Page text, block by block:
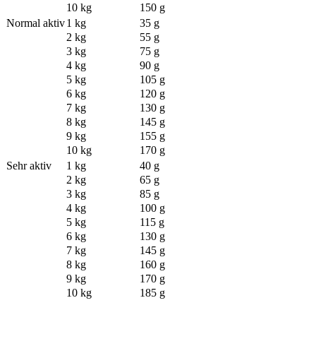
10 kg
150 g
Normal aktiv1 kg
35 g
2 kg
55 g
3 kg
75 g
4 kg
90 g
5 kg
105 g
6 kg
120 g
7 kg
130 g
8 kg
145 g
9 kg
155 g
10 kg
170 g
Sehr aktiv
1 kg
40 g
2 kg
65 g
3 kg
85 g
4 kg
100 g
5 kg
115 g
6 kg
130 g
7 kg
145 g
8 kg
160 g
9 kg
170 g
10 kg
185 g